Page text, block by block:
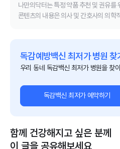
나만의닥터는 특정 약품 추천 및 권유를
콘텐츠의 내용은 의사 및 간호사의 의학
독감예방백신 최저가 병원 찾
우리 동네 독감백신 최저가 병원을 찾
독감백신 최저가 예약하기
함께 건강해지고 싶은 분께
이 글을 공유해보세요